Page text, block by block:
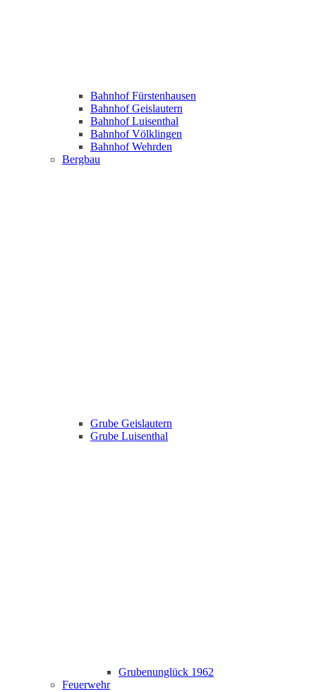
Bahnhof Fürstenhausen
Bahnhof Geislautern
Bahnhof Luisenthal
Bahnhof Völklingen
Bahnhof Wehrden
Bergbau
Grube Geislautern
Grube Luisenthal
Grubenunglück 1962
Feuerwehr